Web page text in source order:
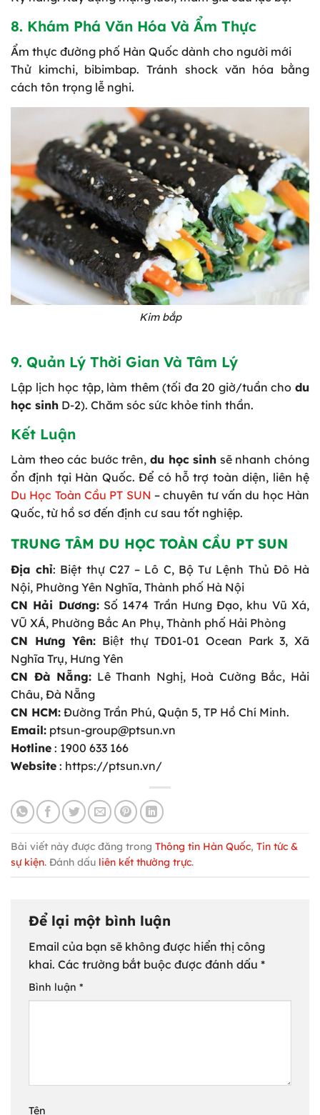
8. Khám Phá Văn Hóa Và Ẩm Thực
Ẩm thực đường phố Hàn Quốc dành cho người mới
Thử kimchi, bibimbap. Tránh shock văn hóa bằng
cách tôn trọng lễ nghi.
Kim bắp
9. Quản Lý Thời Gian Và Tâm Lý
Lập lịch học tập, làm thêm (tối đa 20 giờ/tuần cho du
học sinh D-2). Chăm sóc sức khỏe tinh thần.
Kết Luận
Làm theo các bước trên, du học sinh sẽ nhanh chóng
ổn định tại Hàn Quốc. Để có hỗ trợ toàn diện, liên hệ
Du Học Toàn Cầu PT SUN – chuyên tư vấn du học Hàn
Quốc, từ hồ sơ đến định cư sau tốt nghiệp.
TRUNG TÂM DU HỌC TOÀN CẦU PT SUN
Địa chỉ: Biệt thự C27 – Lô C, Bộ Tư Lệnh Thủ Đô Hà
Nội, Phường Yên Nghĩa, Thành phố Hà Nội
CN Hải Dương:Số 1474 Trần Hưng Đạo, khu Vũ Xá,
VŨ XÁ, Phường Bắc An Phụ, Thành phố Hải Phòng
CN Hưng Yên: Biệt thự TĐ01-01 Ocean Park 3, Xã
Nghĩa Trụ, Hưng Yên
CN Đà Nẵng: Lê Thanh Nghị, Hoà Cường Bắc, Hải
Châu, Đà Nẵng
CN HCM: Đường Trần Phú, Quận 5, TP Hồ Chí Minh.
Email: ptsun-group@ptsun.vn
Hotline : 1900 633 166
Website : https://ptsun.vn/
Bài viết này được đăng trong Thông tin Hàn Quốc, Tin tức &
sự kiện. Đánh dấu liên kết thường trực.
Để lại một bình luận
Email của bạn sẽ không được hiển thị công
khai. Các trường bắt buộc được đánh dấu *
Bình luận *
Tên